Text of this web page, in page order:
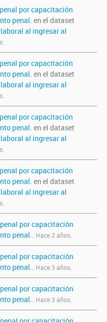
por capacitación
penal. en el dataset
al ingresar al
por capacitación
penal. en el dataset
al ingresar al
por capacitación
penal. en el dataset
al ingresar al
por capacitación
penal. en el dataset
al ingresar al
por capacitación
penal.. Hace 2 años.
por capacitación
penal.. Hace 3 años.
por capacitación
penal.. Hace 3 años.